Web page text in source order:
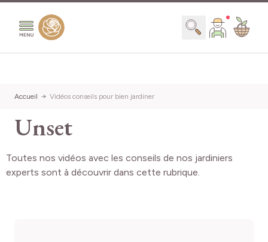
Chercher
Accueil Vidéos conseils pour bien jardiner
Unset
Toutes nos vidéos avec les conseils de nos jardiniers
experts sont à découvrir dans cette rubrique.